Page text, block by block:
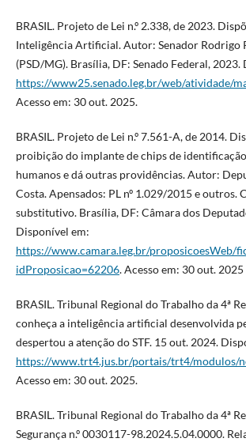
BRASIL. Projeto de Lei n.º 2.338, de 2023.
Inteligência Artificial. Autor: Senador Rodrigo
(PSD/MG). Brasília, DF: Senado Federal,
https://www25.senado.leg.br/web/atividade/
Acesso em: 30 out. 2025.
BRASIL. Projeto de Lei n.º 7.561-A, de 2014.
proibição do implante de chips de
humanos e dá outras providências. Autor:
Costa. Apensados: PL nº 1.029/2015 e outros.
substitutivo. Brasília, DF: Câmara dos
Disponível em:
https://www.camara.leg.br/proposicoesWeb/
idProposicao=62206. Acesso em: 30 out. 2025
BRASIL. Tribunal Regional do Trabalho da 4ª
conheça a inteligência artificial desenvolvida
despertou a atenção do STF. 15 out. 2024.
https://www.trt4.jus.br/portais/trt4/modulos/
Acesso em: 30 out. 2025.
BRASIL. Tribunal Regional do Trabalho da 4ª
Segurança n.º 0030117-98.2024.5.04.0000.